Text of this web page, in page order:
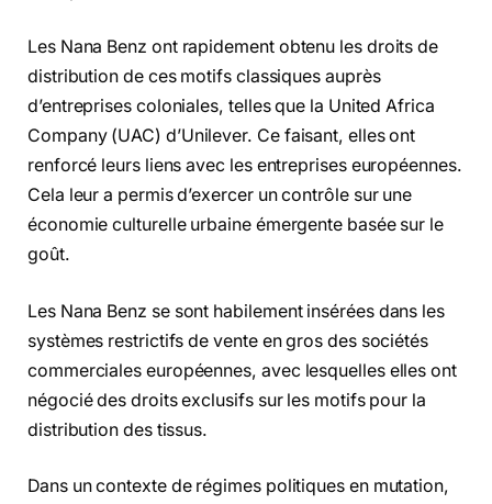
Les Nana Benz ont rapidement obtenu les droits de
distribution de ces motifs classiques auprès
d’entreprises coloniales, telles que la United Africa
Company (UAC) d’Unilever. Ce faisant, elles ont
renforcé leurs liens avec les entreprises européennes.
Cela leur a permis d’exercer un contrôle sur une
économie culturelle urbaine émergente basée sur le
goût.
Les Nana Benz se sont habilement insérées dans les
systèmes restrictifs de vente en gros des sociétés
commerciales européennes, avec lesquelles elles ont
négocié des droits exclusifs sur les motifs pour la
distribution des tissus.
Dans un contexte de régimes politiques en mutation,